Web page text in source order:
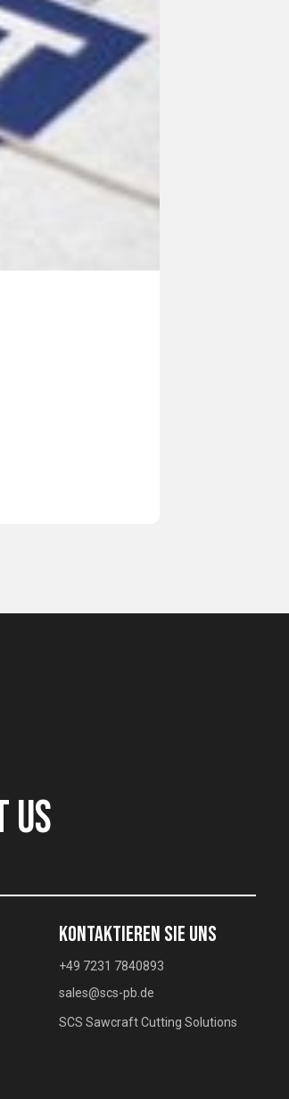
US
KONTAKTIEREN SIE UNS
+49 7231 7840893
sales@scs-pb.de
SCS Sawcraft Cutting Solutions